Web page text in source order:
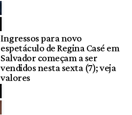
Ingressos para novo
espetáculo de Regina Casé em
Salvador começam a ser
vendidos nesta sexta (7); veja
valores